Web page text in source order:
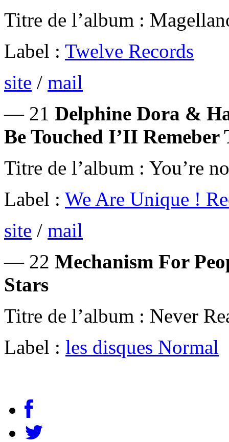
Titre de l’album :
Label : Twelve Records
site / mail
— 21 Delphine Dora &
Be Touched I’II Remeber
Titre de l’album : You’re
Label : We Are Unique !
site / mail
— 22 Mechanism For
Stars
Titre de l’album : Never
Label : les disques Normal